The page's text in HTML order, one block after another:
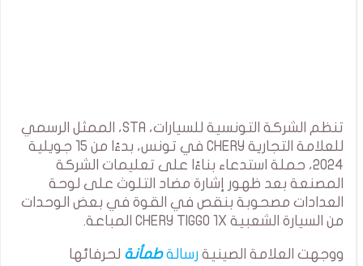
تنظم الشركة التونسية للسيارات، STA، الممثل الرسمي
للعلامة التجارية CHERY في تونس، بدءًا من 15 جويلية
2024، حملة استدعاء بناءًا على تعليمات الشركة
المصنعة بعد ظهور إشارة مضاد التلوث على لوحة
العدادات مصحوبة بنقص في القوة في بعض الوحدات
من السيارة الشعبية CHERY TIGGO 1X المباعة.
ووجهت العلامة الصينية رسالةطمأنة لحرفائها